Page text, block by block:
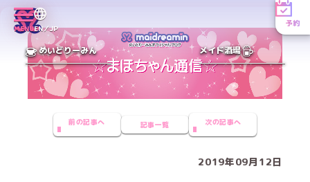
MENUEN／JP
予約
めいどりーみん メイド酒場
前の記事へ 記事一覧 次の記事へ
2019年09月12日